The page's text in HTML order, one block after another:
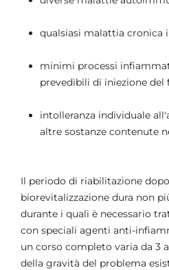
qualsiasi malattia cronica
minimi processi
prevedibili di iniezione del
intolleranza individuale
altre sostanze contenute
Il periodo di riabilitazione
biorevitalizzazione dura non
durante i quali è necessario
con speciali agenti anti-
un corso completo varia da 3
della gravità del problema